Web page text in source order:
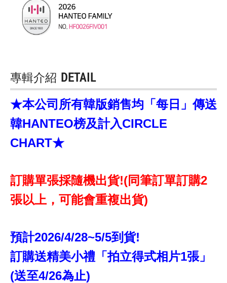
專輯介紹 DETAIL
★本公司所有韓版銷售均「每日」傳送
韓HANTEO榜及計入CIRCLE
CHART★
訂購單張採隨機出貨!(同筆訂單訂購2
張以上，可能會重複出貨)
預計2026/4/28~5/5到貨!
訂購送精美小禮「拍立得式相片1張」
(送至4/26為止)